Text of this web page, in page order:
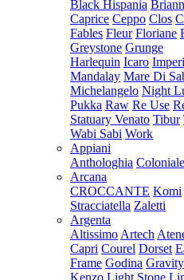
Black Hispania
Caprice Ceppo Clos
Fables Fleur Floriane
Greystone Grunge
Harlequin Icaro
Mandalay Mare Di
Michelangelo Night
Pukka Raw Re Use
Statuary Venato Tibur
Wabi Sabi Work
Appiani
Anthologhia Coloniale
Arcana
CROCCANTE Komi
Stracciatella Zaletti
Argenta
Altissimo Artech
Capri Courel Dorset
Frame Godina Gravity